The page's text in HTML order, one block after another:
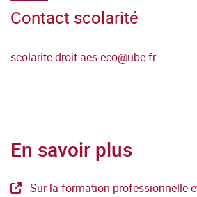
Contact scolarité
scolarite.droit-aes-eco@ube.fr
En savoir plus
Sur la formation professionnelle